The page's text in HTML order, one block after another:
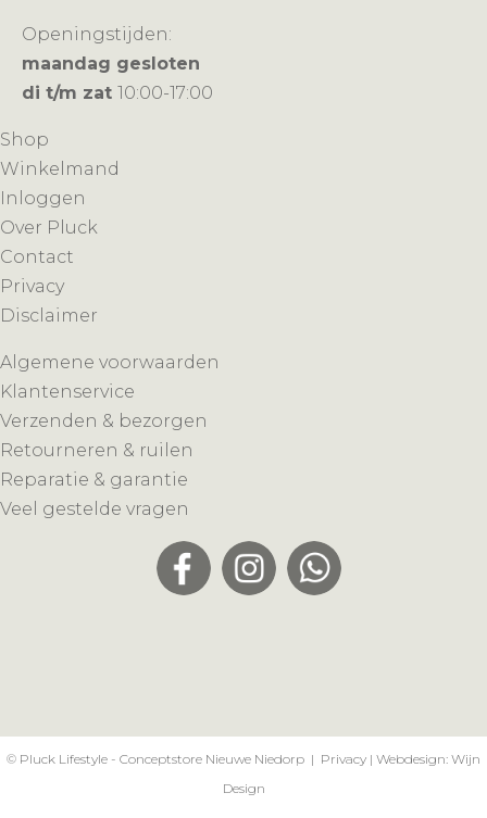
Openingstijden:
maandag gesloten
di t/m zat 10:00-17:00
Shop
Winkelmand
Inloggen
Over Pluck
Contact
Privacy
Disclaimer
Algemene voorwaarden
Klantenservice
Verzenden & bezorgen
Retourneren & ruilen
Reparatie & garantie
Veel gestelde vragen
© Pluck Lifestyle - Conceptstore Nieuwe Niedorp | Privacy | Webdesign: Wijn
Design